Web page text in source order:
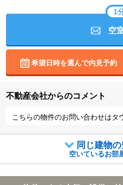
1
空
希望日時を選んで内見予約
不動産会社からのコメント
こちらの物件のお問い合わせはタ
同じ建物
空いているお部